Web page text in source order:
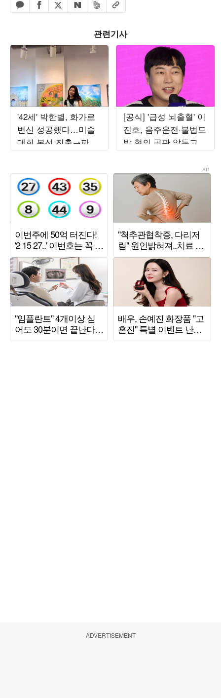
카카오톡 공유하기
페이스북 공유하기
엑스 공유하기
네이버 공유하기
밴드 공유하기
URL복사
관련기사
'42세' 박한별, 화가로
변신 성공했다…미술
대회 본선 진출→파리
초대전까지 '못 하는
[공식] '급성 뇌출혈' 이
진호, 음주운전·불법도
박 혐의 공판 앞두고
퇴원했다…"안정 취하
ADVERTISEMENT